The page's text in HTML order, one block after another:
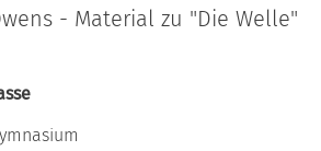
- Material zu "Die Welle"